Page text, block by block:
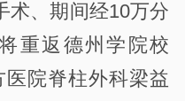
术、期间经10万分
重返德州学院校
医院脊柱外科梁益